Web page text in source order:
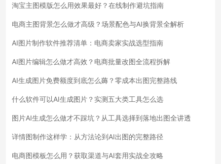
淘宝主图模版怎么用效果最好？在线制作避坑指南
电商主图背景怎么做才高级？场景配色与AI换背景全解析
AI图片制作软件推荐清单：电商卖家实战选型指南
AI图片编辑怎么做才高效？电商批量改图全流程拆解
AI生成图片免费额度到底怎么薅？零成本出图完整路线
什么软件可以AI生成图片？实测五大类工具怎么选
图片AI生成怎么做才不踩坑？从工具选择到落地出图全讲透
详情图制作这样学：从方法论到AI出图的完整路径
电商图模板怎么用？获取渠道与AI套用实战全攻略